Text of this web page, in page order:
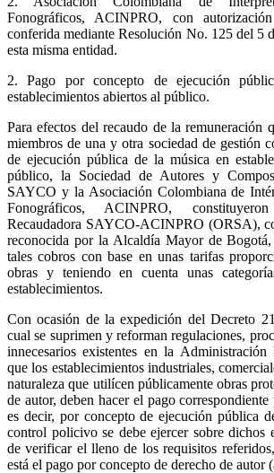
Fonográficos, ACINPRO, con
conferida mediante Resolución No. 125 del 5
esta misma entidad.
2. Pago por concepto de ejecución
establecimientos abiertos al público.
Para efectos del recaudo de la remuneración
miembros de una y otra sociedad de gestión
de ejecución pública de la música en
público, la Sociedad de Autores y
SAYCO y la Asociación Colombiana de
Fonográficos, ACINPRO,
Recaudadora SAYCO-ACINPRO (ORSA),
reconocida por la Alcaldía Mayor de
tales cobros con base en unas tarifas
obras y teniendo en cuenta unas
establecimientos.
Con ocasión de la expedición del Decreto
cual se suprimen y reforman regulaciones,
innecesarios existentes en la Administración
que los establecimientos industriales,
naturaleza que utilícen públicamente obras
de autor, deben hacer el pago
es decir, por concepto de ejecución pública
control policivo se debe ejercer sobre dichos
de verificar el lleno de los requisitos
está el pago por concepto de derecho de autor